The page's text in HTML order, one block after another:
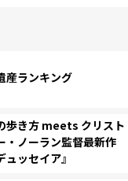
産ランキング
歩き方 meets クリスト
・ノーラン監督最新作
ュッセイア』